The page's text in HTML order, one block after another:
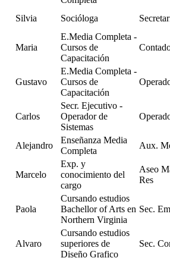
Silvia Socióloga
Maria
E.Media Completa -
Cursos de
Capacitación
Gustavo
E.Media Completa -
Cursos de
Capacitación
Carlos
Secr. Ejecutivo -
Operador de
Sistemas
Alejandro
Enseñanza Media
Completa
Aux.
Marcelo
Exp. y
conocimiento del
cargo
Aseo
Res
Paola
Cursando estudios
Bachellor of Arts en
Northern Virginia
Sec.
Alvaro
Cursando estudios
superiores de
Diseño Grafico
Sec.